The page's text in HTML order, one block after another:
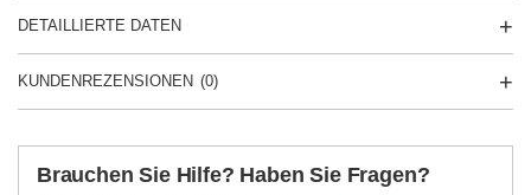
DETAILLIERTE DATEN
KUNDENREZENSIONEN (0)
Brauchen Sie Hilfe? Haben Sie Fragen?